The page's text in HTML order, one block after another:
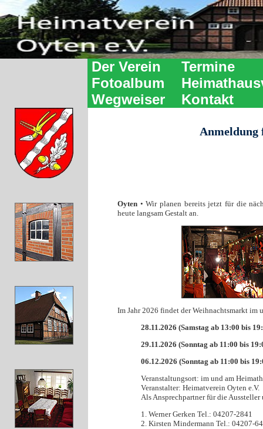
Der Verein
Termine
Fotoalbum
Wegweiser
Kontakt
Anmeldung
Oyten • Wir planen bereits jetzt für die
heute langsam Gestalt an.
Im Jahr 2026 findet der Weihnachtsmarkt im
28.11.2026 (Samstag ab 13:00 bis
29.11.2026 (Sonntag ab 11:00 bis
06.12.2026 (Sonntag ab 11:00 bis
Veranstaltungsort: im und am
Veranstalter: Heimatverein Oyten e.V.
Als Ansprechpartner für die Aussteller
1. Werner Gerken Tel.: 04207-2841
2. Kirsten Mindermann Tel.: 04207-